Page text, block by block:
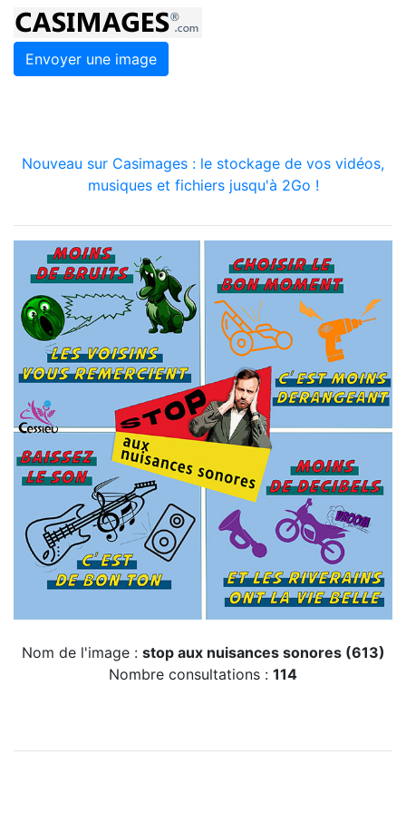
Envoyer une image
Nouveau sur Casimages : le stockage de vos vidéos,
musiques et fichiers jusqu'à 2Go !
Nom de l'image : stop aux nuisances sonores (613)
Nombre consultations : 114